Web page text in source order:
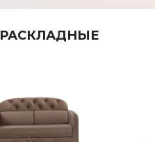
РАСКЛАДНЫЕ